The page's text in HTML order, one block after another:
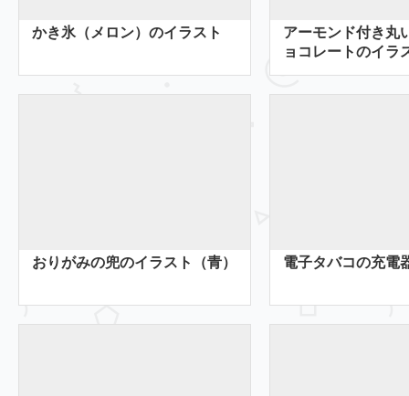
かき氷（メロン）のイラスト
アーモンド付き丸
ョコレートのイラ
おりがみの兜のイラスト（青） 電子タバコの充電